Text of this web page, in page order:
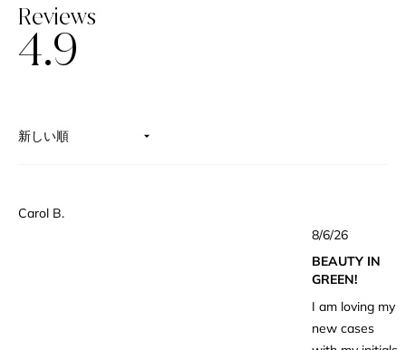
Reviews
4.9
Carol B.
星
5
中
5
と
評
価
8/6/26
BEAUTY IN
GREEN!
I am loving my
new cases